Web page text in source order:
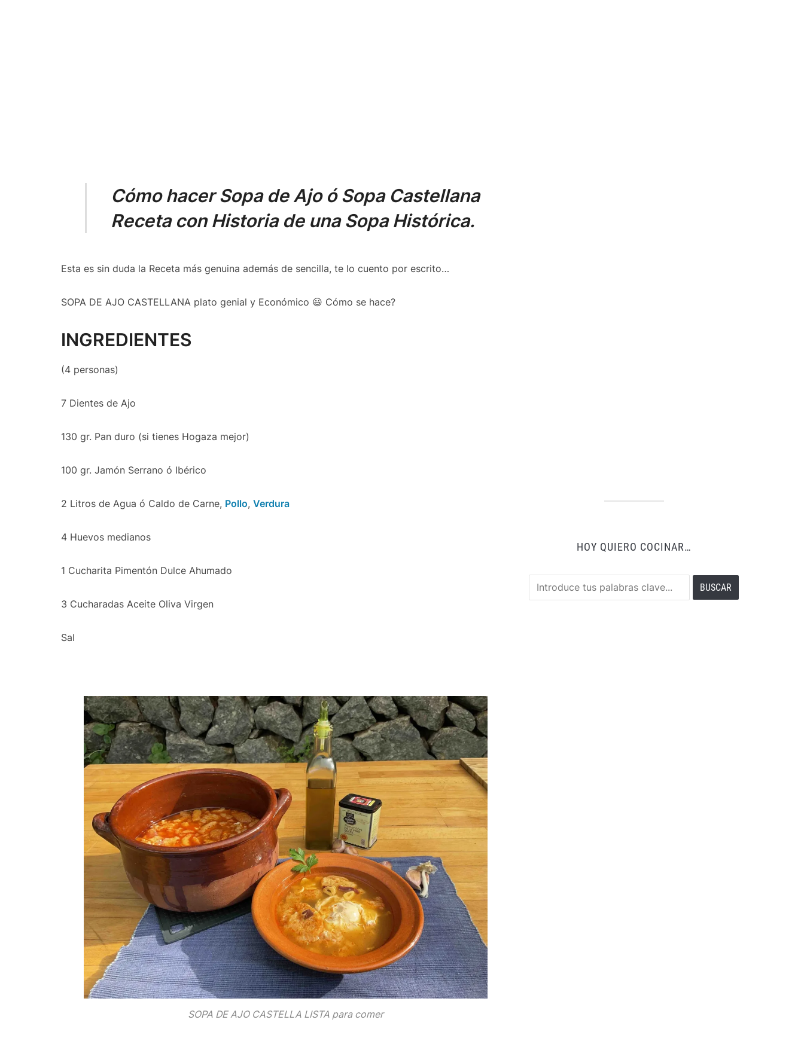
Cómo hacer Sopa de Ajo ó Sopa Castellana
Receta con Historia de una Sopa Histórica.
Esta es sin duda la Receta más genuina además de sencilla, te lo cuento por escrito…
SOPA DE AJO CASTELLANA plato genial y Económico 😃 Cómo se hace?
INGREDIENTES
(4 personas)
7 Dientes de Ajo
130 gr. Pan duro (si tienes Hogaza mejor)
100 gr. Jamón Serrano ó Ibérico
2 Litros de Agua ó Caldo de Carne, Pollo, Verdura
4 Huevos medianos
1 Cucharita Pimentón Dulce Ahumado
3 Cucharadas Aceite Oliva Virgen
Sal
SOPA DE AJO CASTELLA LISTA para comer
HOY QUIERO COCINAR…